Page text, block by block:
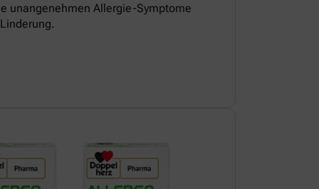
unangenehmen Allergie-Symptome